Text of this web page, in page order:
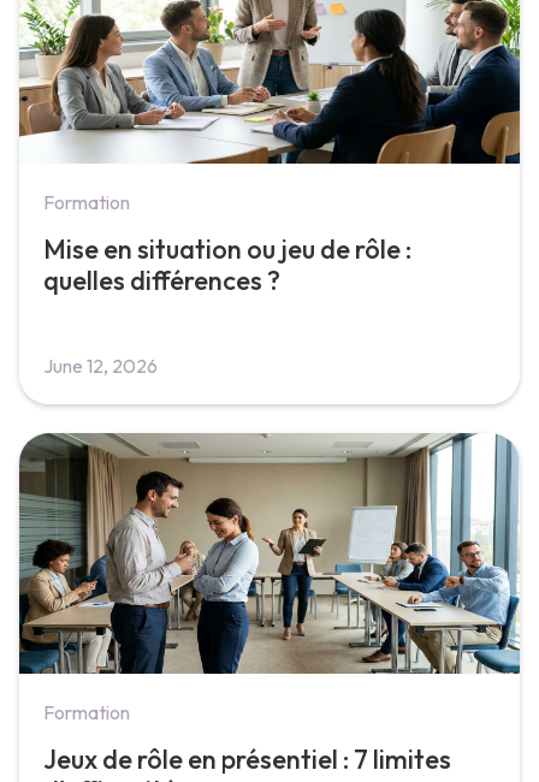
Formation
Mise en situation ou jeu de rôle :
quelles différences ?
June 12, 2026
Formation
Jeux de rôle en présentiel : 7 limites